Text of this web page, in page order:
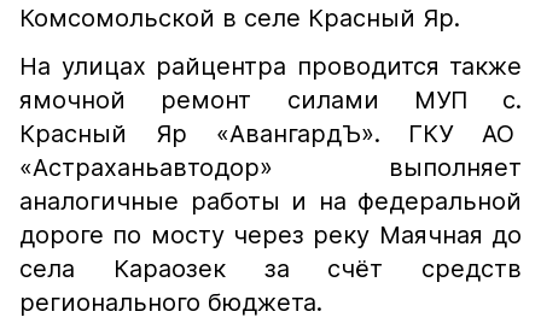
Комсомольской в селе Красный Яр.
На улицах райцентра проводится также
ямочной ремонт силами МУП с.
Красный Яр «АвангардЪ». ГКУ АО
«Астраханьавтодор» выполняет
аналогичные работы и на федеральной
дороге по мосту через реку Маячная до
села Караозек за счёт средств
регионального бюджета.